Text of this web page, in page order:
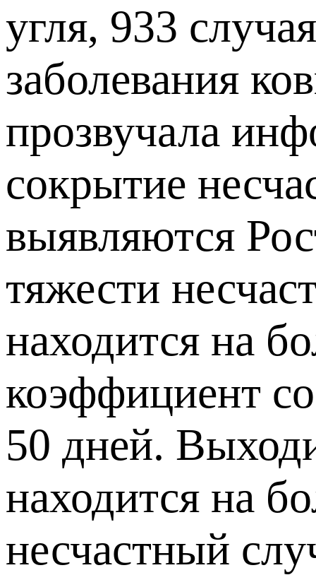
угля, 933
заболевания
прозвучала
сокрытие
выявляются
тяжести
находится на
коэффициент
50 дней.
находится на
несчастный